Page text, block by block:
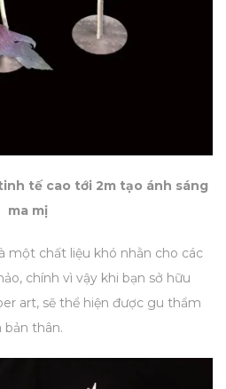
tế cao tới 2m tạo ánh sáng
ma mị
một chất liệu khó nhằn cho các
chính vì vậy khi bạn sở hữu
art, sẽ thể hiện được gu thẩm
bản thân.